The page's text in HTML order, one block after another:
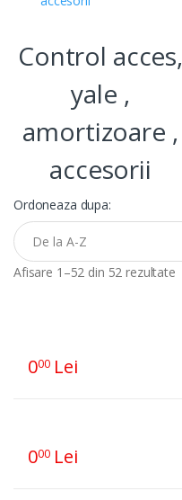
Control acces,
yale ,
amortizoare ,
accesorii
Ordoneaza dupa:
Afisare 1–52 din 52 rezultate
000Lei
000Lei